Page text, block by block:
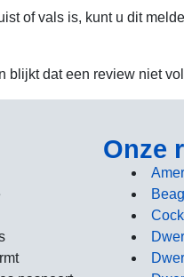
of vals is, kunt u dit
blijkt dat een review niet
Onze